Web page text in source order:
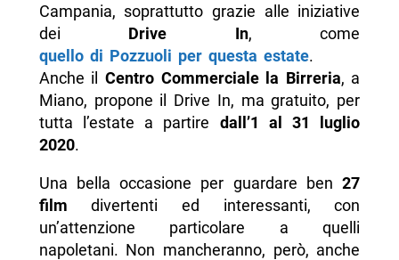
Campania, soprattutto grazie alle iniziative
dei Drive In, come
quello di Pozzuoli per questa estate.
Anche il Centro Commerciale la Birreria, a
Miano, propone il Drive In, ma gratuito, per
tutta l’estate a partire dall’1 al 31 luglio
2020.
Una bella occasione per guardare ben27
film divertenti ed interessanti, con
un’attenzione particolare a quelli
napoletani. Non mancheranno, però, anche